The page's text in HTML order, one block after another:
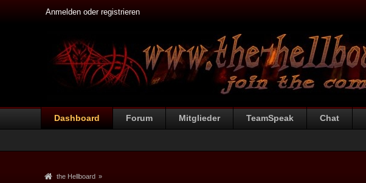
Anmelden oder registrieren
Dashboard Forum Mitglieder TeamSpeak Chat
the Hellboard »